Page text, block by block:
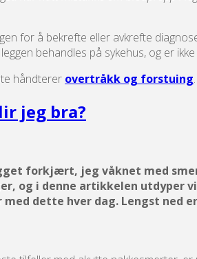
for å bekrefte eller avkrefte
behandles på sykehus, og er
håndterer overtråkk og forstuing.
jeg bra?
forkjært, jeg våknet med
og i denne artikkelen
dette hver dag. Lengst ned